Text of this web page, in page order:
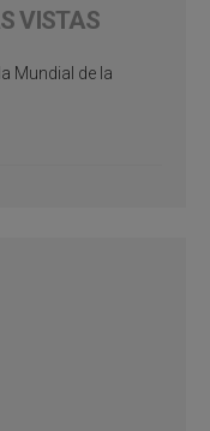
VISTAS
Mundial de la